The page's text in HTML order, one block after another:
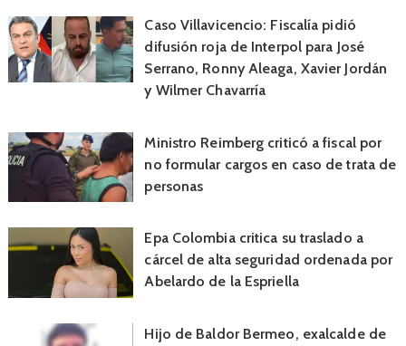
Caso Villavicencio: Fiscalía pidió
difusión roja de Interpol para José
Serrano, Ronny Aleaga, Xavier Jordán
y Wilmer Chavarría
Ministro Reimberg criticó a fiscal por
no formular cargos en caso de trata de
personas
Epa Colombia critica su traslado a
cárcel de alta seguridad ordenada por
Abelardo de la Espriella
Hijo de Baldor Bermeo, exalcalde de